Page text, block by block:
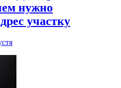
нужно
участку